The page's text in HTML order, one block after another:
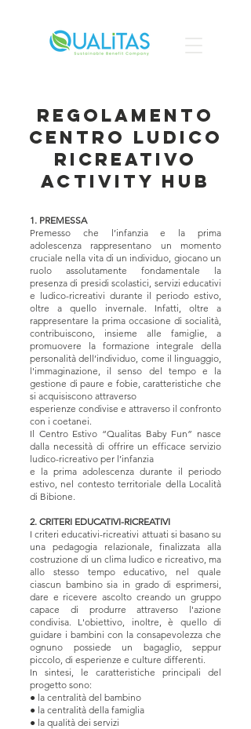
REGOLAMENTO
CENTRO LUDICO
RICREATIVO
ACTIVITY HUB
1. PREMESSA
Premesso che l’infanzia e la prima
adolescenza rappresentano un momento
cruciale nella vita di un individuo, giocano un
ruolo assolutamente fondamentale la
presenza di presidi scolastici, servizi educativi
e ludico-ricreativi durante il periodo estivo,
oltre a quello invernale. Infatti, oltre a
rappresentare la prima occasione di socialità,
contribuiscono, insieme alle famiglie, a
promuovere la formazione integrale della
personalità dell’individuo, come il linguaggio,
l'immaginazione, il senso del tempo e la
gestione di paure e fobie, caratteristiche che
si acquisiscono attraverso
esperienze condivise e attraverso il confronto
con i coetanei.
Il Centro Estivo “Qualitas Baby Fun” nasce
dalla necessità di offrire un efficace servizio
ludico-ricreativo per l’infanzia
e la prima adolescenza durante il periodo
estivo, nel contesto territoriale della Località
di Bibione.
2. CRITERI EDUCATIVI-RICREATIVI
I criteri educativi-ricreativi attuati si basano su
una pedagogia relazionale, finalizzata alla
costruzione di un clima ludico e ricreativo, ma
allo stesso tempo educativo, nel quale
ciascun bambino sia in grado di esprimersi,
dare e ricevere ascolto creando un gruppo
capace di produrre attraverso l'azione
condivisa. L'obiettivo, inoltre, è quello di
guidare i bambini con la consapevolezza che
ognuno possiede un bagaglio, seppur
piccolo, di esperienze e culture differenti.
In sintesi, le caratteristiche principali del
progetto sono:
● la centralità del bambino
● la centralità della famiglia
● la qualità dei servizi